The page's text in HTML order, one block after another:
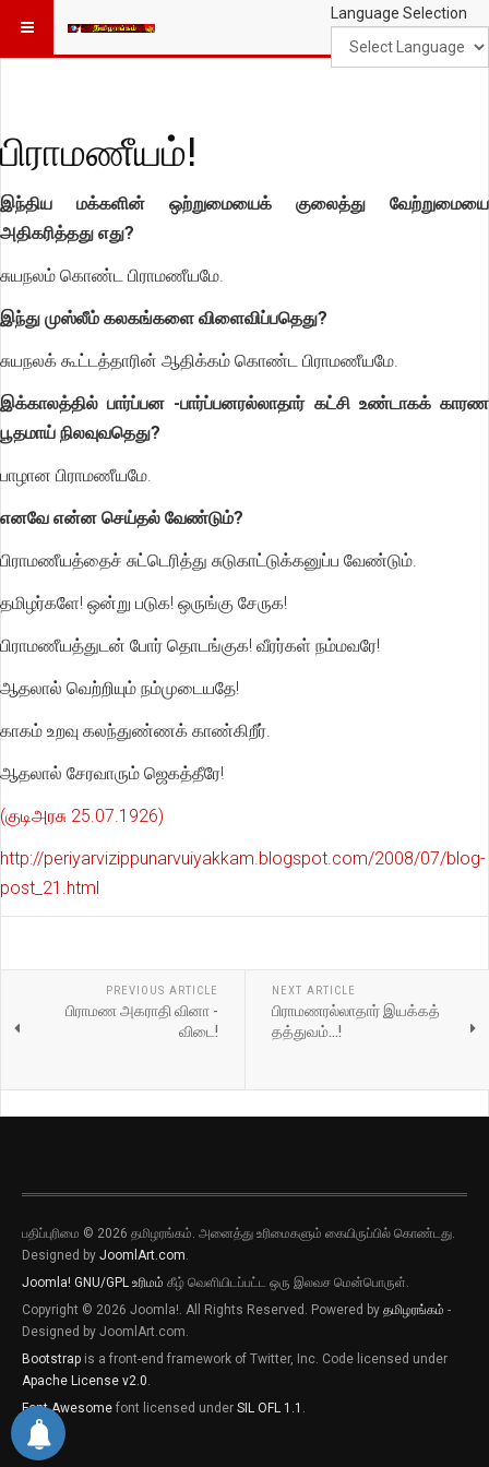
Language Selection
பிராமணீயம்!
இந்திய மக்களின் ஒற்றுமையைக் குலைத்து வேற்றுமையை
அதிகரித்தது எது?
சுயநலம் கொண்ட பிராமணீயமே.
இந்து முஸ்லீம் கலகங்களை விளைவிப்பதெது?
சுயநலக் கூட்டத்தாரின் ஆதிக்கம் கொண்ட பிராமணீயமே.
இக்காலத்தில் பார்ப்பன -பார்ப்பனரல்லாதார் கட்சி உண்டாகக் காரண
பூதமாய் நிலவுவதெது?
பாழான பிராமணீயமே.
எனவே என்ன செய்தல் வேண்டும்?
பிராமணீயத்தைச் சுட்டெரித்து சுடுகாட்டுக்கனுப்ப வேண்டும்.
தமிழர்களே! ஒன்று படுக! ஒருங்கு சேருக!
பிராமணீயத்துடன் போர் தொடங்குக! வீரர்கள் நம்மவரே!
ஆதலால் வெற்றியும் நம்முடையதே!
காகம் உறவு கலந்துண்ணக் காண்கிறீர்.
ஆதலால் சேரவாரும் ஜெகத்தீரே!
(குடிஅரசு 25.07.1926)
http://periyarvizippunarvuiyakkam.blogspot.com/2008/07/blog-
post_21.html
PREVIOUS ARTICLE
பிராமண அகராதி வினா -
விடை!
NEXT ARTICLE
பிராமணரல்லாதார் இயக்கத்
தத்துவம்...!
பதிப்புரிமை © 2026 தமிழரங்கம். அனைத்து உரிமைகளும் கையிருப்பில் கொண்டது.
Designed by JoomlArt.com.
Joomla! GNU/GPL உரிமம் கீழ் வெளியிடப்பட்ட ஒரு இலவச மென்பொருள்.
Copyright © 2026 Joomla!. All Rights Reserved. Powered by தமிழரங்கம் -
Designed by JoomlArt.com.
Bootstrap is a front-end framework of Twitter, Inc. Code licensed under
Apache License v2.0.
Font Awesome font licensed under SIL OFL 1.1 .